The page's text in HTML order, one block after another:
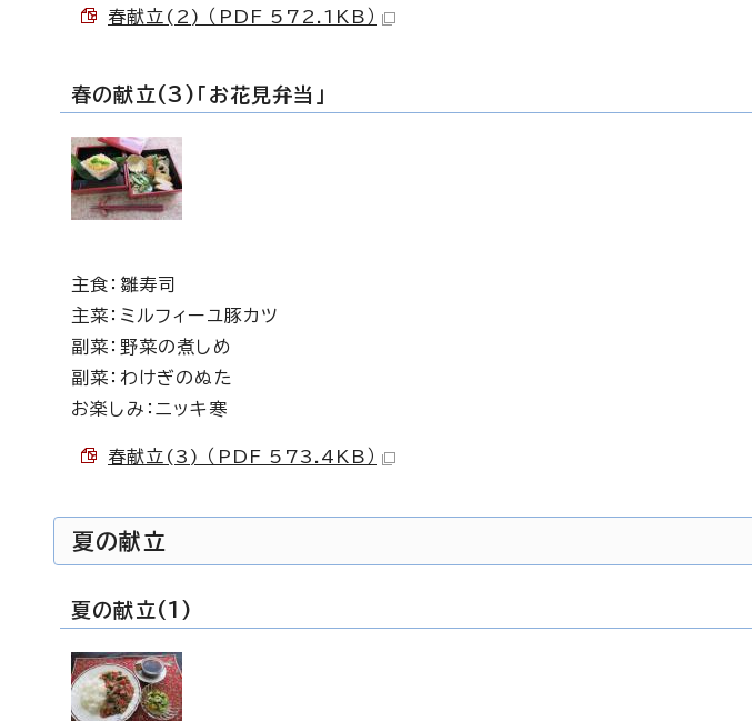
春献立(2) （PDF 572.1KB）
春の献立(3)「お花見弁当」
主食：雛寿司
主菜：ミルフィーユ豚カツ
副菜：野菜の煮しめ
副菜：わけぎのぬた
お楽しみ：ニッキ寒
春献立(3) （PDF 573.4KB）
夏の献立
夏の献立(1)